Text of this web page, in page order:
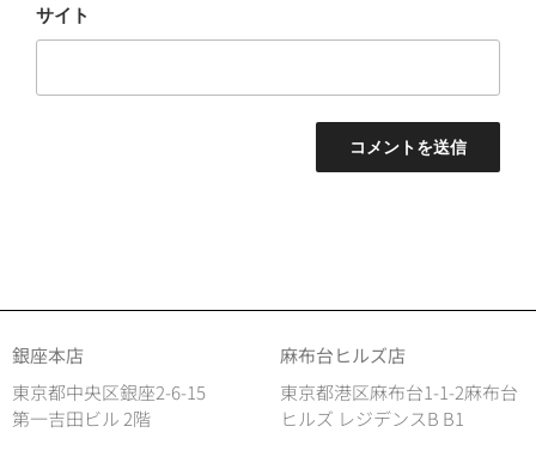
サイト
銀座本店
東京都中央区銀座2-6-15
第一吉田ビル 2階
麻布台ヒルズ店
東京都港区麻布台1-1-2麻布台
ヒルズ レジデンスB B1